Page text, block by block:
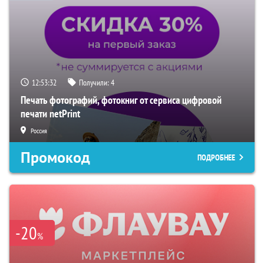
12:53:31 Получили:4
Печать фотографий, фотокниг от сервиса цифровой
печати netPrint
Россия
Промокод ПОДРОБНЕЕ
-20%